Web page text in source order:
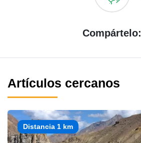
Compártelo:
Artículos cercanos
Distancia 1 km